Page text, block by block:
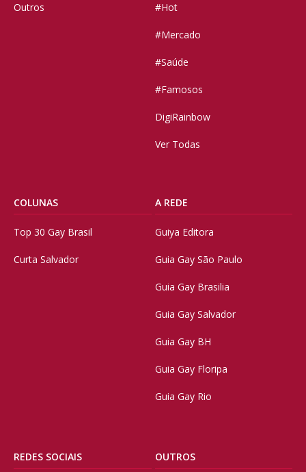
Outros #Hot
#Mercado
#Saúde
#Famosos
DigiRainbow
Ver Todas
COLUNAS
Top 30 Gay Brasil
Curta Salvador
A REDE
Guiya Editora
Guia Gay São Paulo
Guia Gay Brasilia
Guia Gay Salvador
Guia Gay BH
Guia Gay Floripa
Guia Gay Rio
REDES SOCIAIS OUTROS